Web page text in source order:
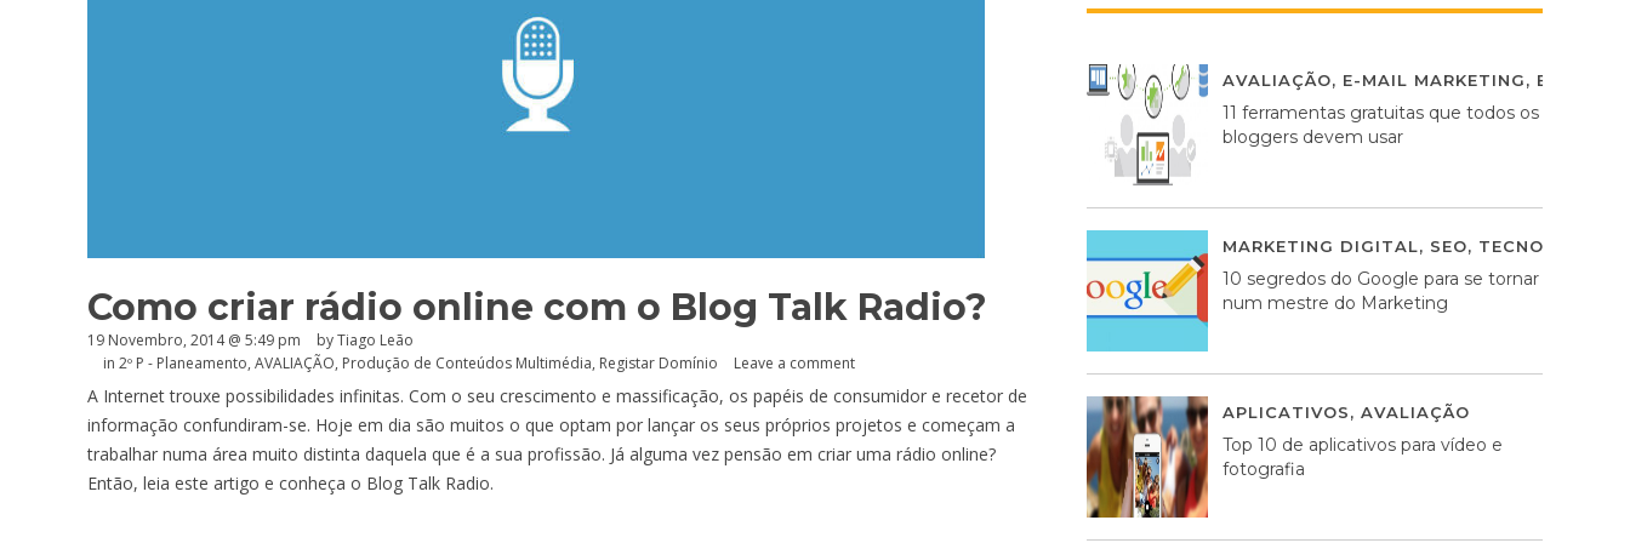
Como criar rádio online com o Blog Talk Radio?
19 Novembro, 2014 @ 5:49 pm
by Tiago Leão
in 2º P - Planeamento, AVALIAÇÃO, Produção de Conteúdos Multimédia, Registar Domínio Leave a comment
A Internet trouxe possibilidades infinitas. Com o seu crescimento e massificação, os papéis de consumidor e recetor de
informação confundiram-se. Hoje em dia são muitos o que optam por lançar os seus próprios projetos e começam a
trabalhar numa área muito distinta daquela que é a sua profissão. Já alguma vez pensão em criar uma rádio online?
Então, leia este artigo e conheça o Blog Talk Radio.
AVALIAÇÃO, E-MAIL MARKETING,
11 ferramentas gratuitas que todos os
bloggers devem usar
MARKETING DIGITAL, SEO, TECNOLOGIA
10 segredos do Google para se tornar
num mestre do Marketing
APLICATIVOS, AVALIAÇÃO
Top 10 de aplicativos para vídeo e
fotografia